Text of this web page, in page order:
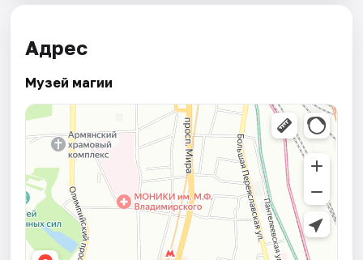
Адрес
Музей магии